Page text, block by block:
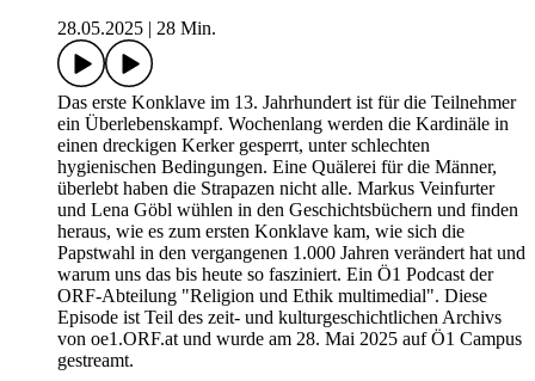
28.05.2025
28 Min.
Das erste Konklave im 13. Jahrhundert ist für die Teilnehmer
ein Überlebenskampf. Wochenlang werden die Kardinäle in
einen dreckigen Kerker gesperrt, unter schlechten
hygienischen Bedingungen. Eine Quälerei für die Männer,
überlebt haben die Strapazen nicht alle. Markus Veinfurter
und Lena Göbl wühlen in den Geschichtsbüchern und finden
heraus, wie es zum ersten Konklave kam, wie sich die
Papstwahl in den vergangenen 1.000 Jahren verändert hat und
warum uns das bis heute so fasziniert. Ein Ö1 Podcast der
ORF-Abteilung "Religion und Ethik multimedial". Diese
Episode ist Teil des zeit- und kulturgeschichtlichen Archivs
von oe1.ORF.at und wurde am 28. Mai 2025 auf Ö1 Campus
gestreamt.